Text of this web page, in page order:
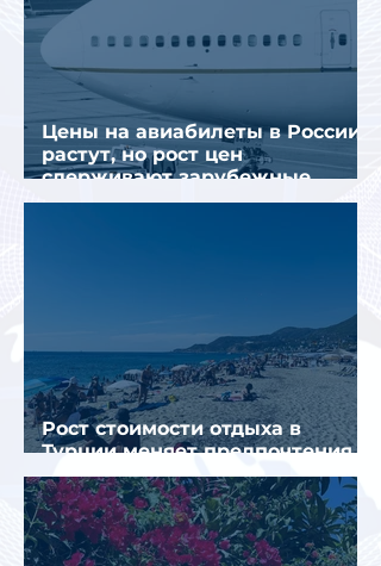
Цены на авиабилеты в России
растут, но рост цен
сдерживают зарубежные
конкуренты
Рост стоимости отдыха в
Турции меняет предпочтения
туристов